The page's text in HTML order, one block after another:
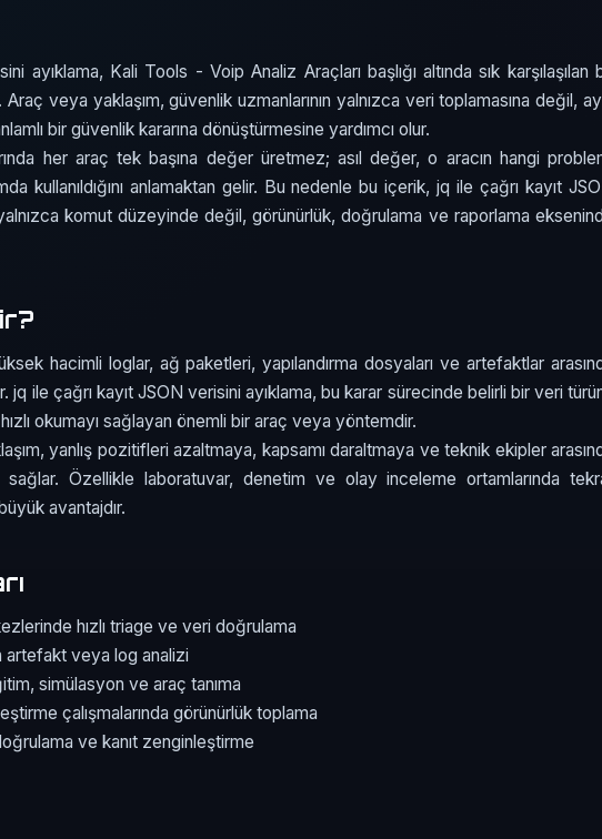
ayıklama, Kali Tools - Voip Analiz Araçları başlığı altında sık karşılaşılan
veya yaklaşım, güvenlik uzmanlarının yalnızca veri toplamasına değil,
bir güvenlik kararına dönüştürmesine yardımcı olur.
her araç tek başına değer üretmez; asıl değer, o aracın hangi
kullanıldığını anlamaktan gelir. Bu nedenle bu içerik, jq ile çağrı kayıt
komut düzeyinde değil, görünürlük, doğrulama ve raporlama
hacimli loglar, ağ paketleri, yapılandırma dosyaları ve artefaktlar
jq ile çağrı kayıt JSON verisini ayıklama, bu karar sürecinde belirli bir veri
okumayı sağlayan önemli bir araç veya yöntemdir.
yanlış pozitifleri azaltmaya, kapsamı daraltmaya ve teknik ekipler
Özellikle laboratuvar, denetim ve olay inceleme ortamlarında
avantajdır.
hızlı triage ve veri doğrulama
artefakt veya log analizi
simülasyon ve araç tanıma
çalışmalarında görünürlük toplama
ve kanıt zenginleştirme